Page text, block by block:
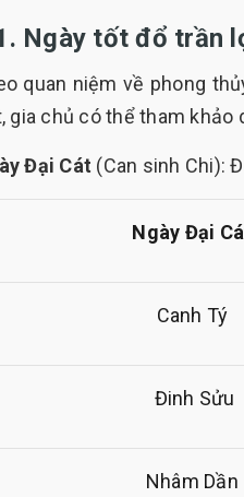
Ngày tốt đổ trần
quan niệm về phong
gia chủ có thể tham khảo
Đại Cát (Can sinh Chi):
Ngày Đại
Canh Tý
Đinh Sửu
Nhâm Dần